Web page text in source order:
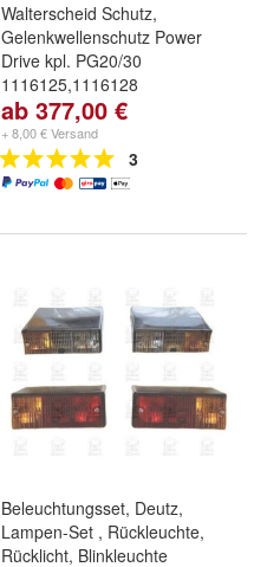
Walterscheid Schutz,
Gelenkwellenschutz Power
Drive kpl. PG20/30
1116125,1116128
ab 377,00 €
+ 8,00 € Versand
3
Beleuchtungsset, Deutz,
Lampen-Set , Rückleuchte,
Rücklicht, Blinkleuchte